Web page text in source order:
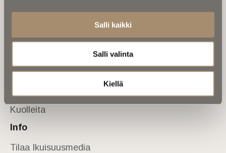
Salli kaikki
Salli valinta
Kiellä
Muistokirjoituksia
Kuolema koskettaa
Asiantuntijoilta
Kuolleita
Info
Tilaa Ikuisuusmedia